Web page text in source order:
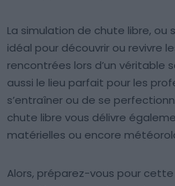
La simulation de chute libre, ou
idéal pour découvrir ou revivre
rencontrées lors d’un véritable
aussi le lieu parfait pour les
s’entraîner ou de se
chute libre vous délivre
matérielles ou encore
Alors, préparez-vous pour